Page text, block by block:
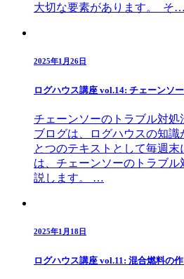
大切な要素があります。 そ…
2025年1月26日
ログハウス講座 vol.14: チェーンソ
チェーンソーのトラブル対
ブログは、ログハウスの知
とつのテキストとして毎週末
は、チェーンソーのトラブ
説します。 …
2025年1月18日
ログハウス講座 vol.11: 混合燃料の